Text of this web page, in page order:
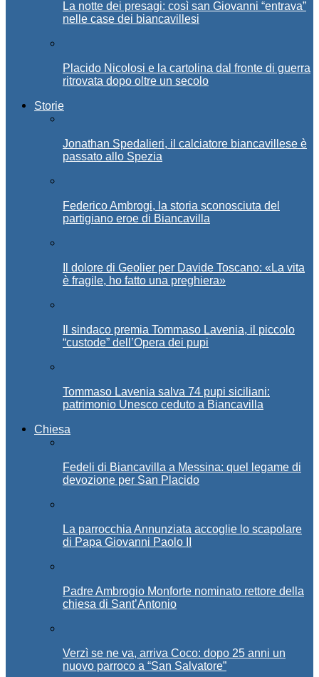
La notte dei presagi: così san Giovanni “entrava”
nelle case dei biancavillesi
Placido Nicolosi e la cartolina dal fronte di guerra
ritrovata dopo oltre un secolo
Storie
Jonathan Spedalieri, il calciatore biancavillese è
passato allo Spezia
Federico Ambrogi, la storia sconosciuta del
partigiano eroe di Biancavilla
Il dolore di Geolier per Davide Toscano: «La vita
è fragile, ho fatto una preghiera»
Il sindaco premia Tommaso Lavenia, il piccolo
“custode” dell’Opera dei pupi
Tommaso Lavenia salva 74 pupi siciliani:
patrimonio Unesco ceduto a Biancavilla
Chiesa
Fedeli di Biancavilla a Messina: quel legame di
devozione per San Placido
La parrocchia Annunziata accoglie lo scapolare
di Papa Giovanni Paolo II
Padre Ambrogio Monforte nominato rettore della
chiesa di Sant’Antonio
Verzì se ne va, arriva Coco: dopo 25 anni un
nuovo parroco a “San Salvatore”